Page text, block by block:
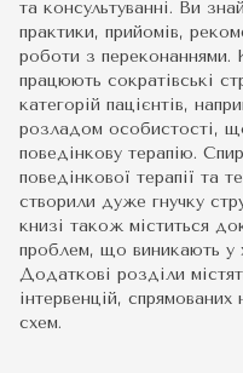
та консультуванні. Ви
практики, прийомів,
роботи з переконаннями.
працюють сократівські
категорій пацієнтів,
розладом особистості,
поведінкову терапію.
поведінкової терапії та
створили дуже гнучку
книзі також міститься
проблем, що виникають у
Додаткові розділи
інтервенцій,
схем.